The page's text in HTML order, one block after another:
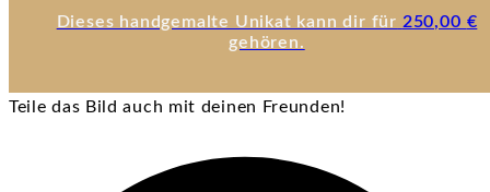
Dieses handgemalte Unikat kann dir für 250,00 €
gehören.
Teile das Bild auch mit deinen Freunden!